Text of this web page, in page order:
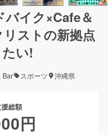
バイク×Cafe＆
ストの新拠点
い!
Bar スポーツ 沖縄県
総額
円